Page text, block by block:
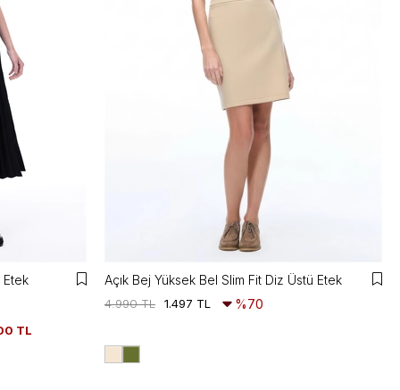
Etek
TL
Açık Bej Yüksek Bel Slim Fit Diz Üstü Etek
1.497 TL
4.990 TL %70